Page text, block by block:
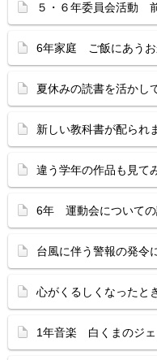
５・６年委員会活動
6年家庭 ご飯にあう
夏休みの読書を活かし
新しい教科書が配られ
違う学年の作品も見て
6年 運動会についての
台風に伴う警報の発令
心がくるしくなったと
1年音楽 白くまのジェ